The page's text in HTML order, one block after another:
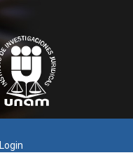
Login